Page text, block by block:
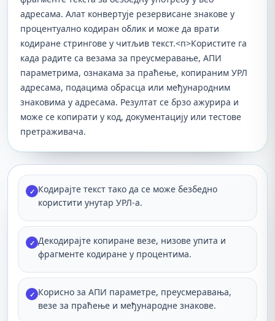
адресама. Алат конвертује резервисане знакове у
процентуално кодиран облик и може да врати
кодиране стрингове у читљив текст.<п>Користите га
када радите са везама за преусмеравање, АПИ
параметрима, ознакама за праћење, копираним УРЛ
адресама, подацима обрасца или међународним
знаковима у адресама. Резултат се брзо ажурира и
може се копирати у код, документацију или тестове
претраживача.
✓ Кодирајте текст тако да се може безбедно
користити унутар УРЛ-а.
✓ Декодирајте копиране везе, низове упита и
фрагменте кодиране у процентима.
✓ Корисно за АПИ параметре, преусмеравања,
везе за праћење и међународне знакове.